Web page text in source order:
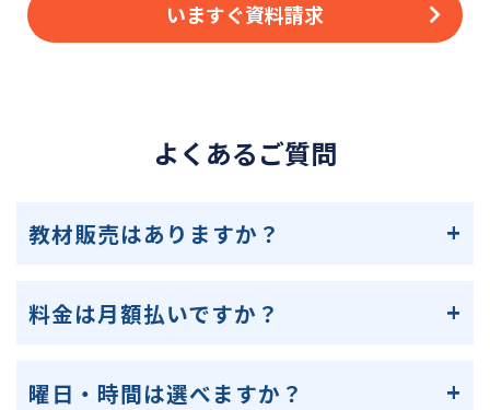
いますぐ資料請求
よくあるご質問
教材販売はありますか？
料金は月額払いですか？
曜日・時間は選べますか？